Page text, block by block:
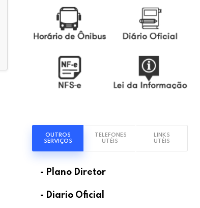
OUTROS
SERVIÇOS
TELEFONES
UTÉIS
LINKS
UTÉIS
- Plano Diretor
- Diario Oficial